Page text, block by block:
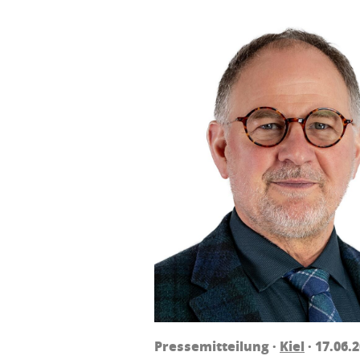
Pressemitteilung · Kiel ·